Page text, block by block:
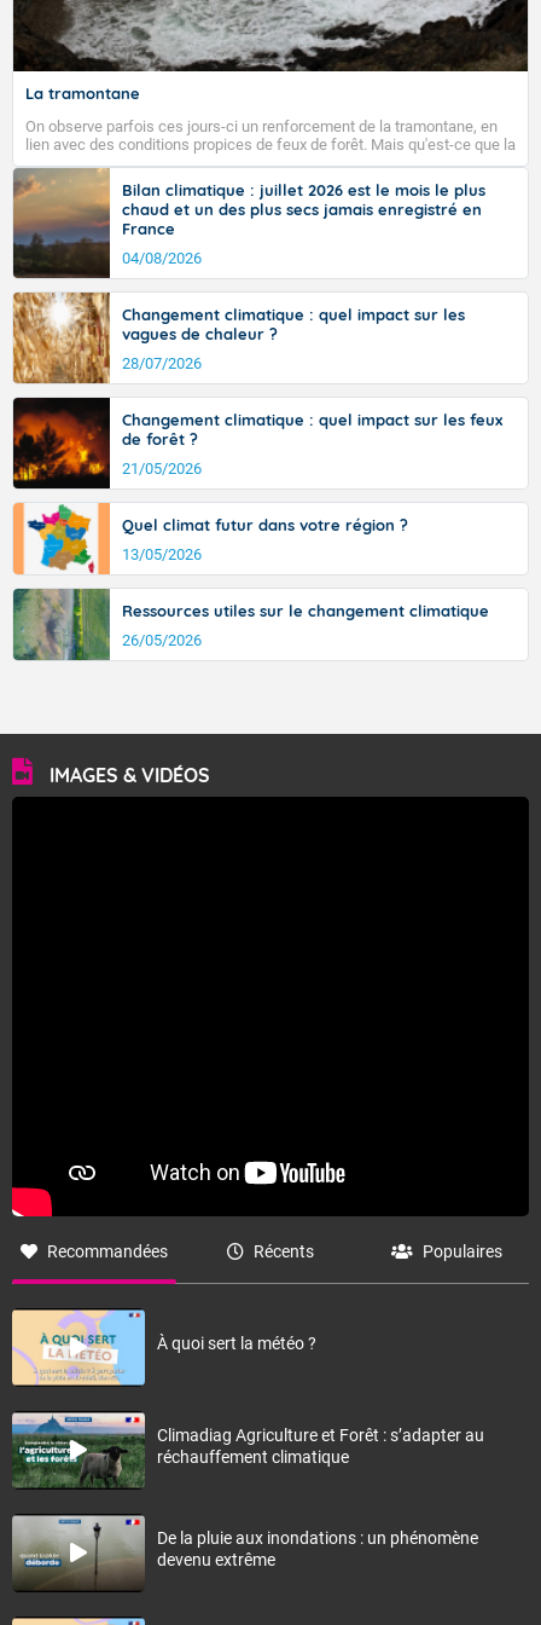
Fermer
La tramontane
On observe parfois ces jours-ci un renforcement de la tramontane, en
lien avec des conditions propices de feux de forêt. Mais qu'est-ce que la
tramontane ? Quelles sont ses caractéristiques ? La tramontane est un
vent turbulent soufflant de secteur nord-ouest à nord, ou ouest à nord-
ouest, dans un secteur qui part du Roussillon à la vallée de l’Aude et à
l’ouest de l’Hérault. L’étymologie de ce vent vient du latin trasmontanus,
signifiant au-delà des monts, en allusion aux régions montagneuses
d’où provient ce vent.
Bilan climatique : juillet 2026 est le mois le plus
chaud et un des plus secs jamais enregistré en
France
04/08/2026
Changement climatique : quel impact sur les
vagues de chaleur ?
28/07/2026
Changement climatique : quel impact sur les feux
de forêt ?
21/05/2026
Quel climat futur dans votre région ?
13/05/2026
Ressources utiles sur le changement climatique
26/05/2026
IMAGES & VIDÉOS
Recommandées Récents Populaires
À quoi sert la météo ?
Climadiag Agriculture et Forêt : s’adapter au
réchauffement climatique
De la pluie aux inondations : un phénomène
devenu extrême